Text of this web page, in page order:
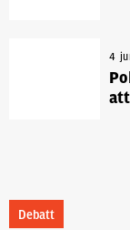
4
Debatt